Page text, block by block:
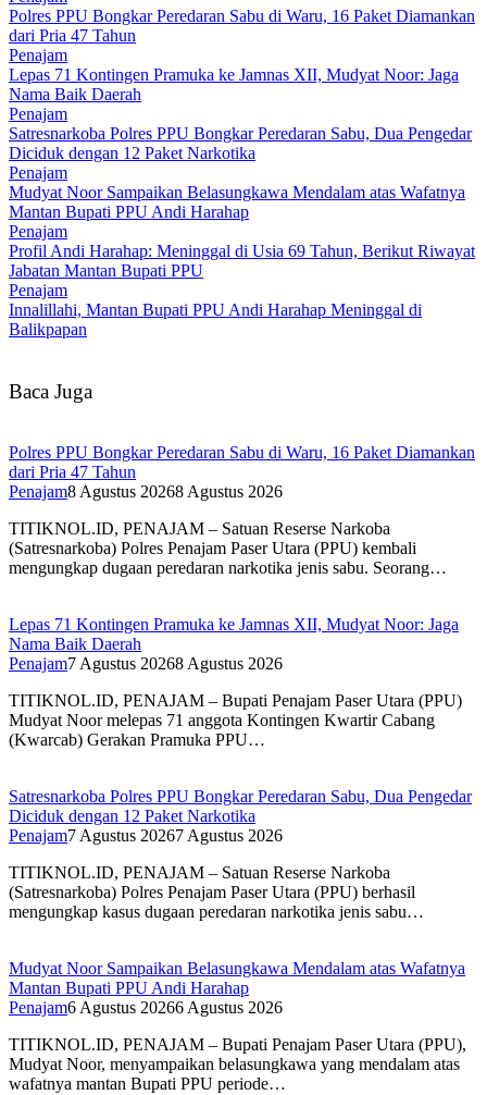
Polres PPU Bongkar Peredaran Sabu di Waru, 16 Paket Diamankan
dari Pria 47 Tahun
Penajam
Lepas 71 Kontingen Pramuka ke Jamnas XII, Mudyat Noor: Jaga
Nama Baik Daerah
Penajam
Satresnarkoba Polres PPU Bongkar Peredaran Sabu, Dua Pengedar
Diciduk dengan 12 Paket Narkotika
Penajam
Mudyat Noor Sampaikan Belasungkawa Mendalam atas Wafatnya
Mantan Bupati PPU Andi Harahap
Penajam
Profil Andi Harahap: Meninggal di Usia 69 Tahun, Berikut Riwayat
Jabatan Mantan Bupati PPU
Penajam
Innalillahi, Mantan Bupati PPU Andi Harahap Meninggal di
Balikpapan
Baca Juga
Polres PPU Bongkar Peredaran Sabu di Waru, 16 Paket Diamankan
dari Pria 47 Tahun
Penajam8 Agustus 20268 Agustus 2026
TITIKNOL.ID, PENAJAM – Satuan Reserse Narkoba
(Satresnarkoba) Polres Penajam Paser Utara (PPU) kembali
mengungkap dugaan peredaran narkotika jenis sabu. Seorang…
Lepas 71 Kontingen Pramuka ke Jamnas XII, Mudyat Noor: Jaga
Nama Baik Daerah
Penajam7 Agustus 20268 Agustus 2026
TITIKNOL.ID, PENAJAM – Bupati Penajam Paser Utara (PPU)
Mudyat Noor melepas 71 anggota Kontingen Kwartir Cabang
(Kwarcab) Gerakan Pramuka PPU…
Satresnarkoba Polres PPU Bongkar Peredaran Sabu, Dua Pengedar
Diciduk dengan 12 Paket Narkotika
Penajam7 Agustus 20267 Agustus 2026
TITIKNOL.ID, PENAJAM – Satuan Reserse Narkoba
(Satresnarkoba) Polres Penajam Paser Utara (PPU) berhasil
mengungkap kasus dugaan peredaran narkotika jenis sabu…
Mudyat Noor Sampaikan Belasungkawa Mendalam atas Wafatnya
Mantan Bupati PPU Andi Harahap
Penajam6 Agustus 20266 Agustus 2026
TITIKNOL.ID, PENAJAM – Bupati Penajam Paser Utara (PPU),
Mudyat Noor, menyampaikan belasungkawa yang mendalam atas
wafatnya mantan Bupati PPU periode…